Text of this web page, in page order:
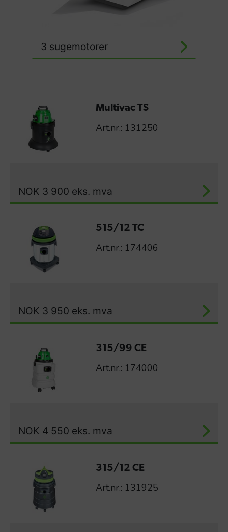
3 sugemotorer
Multivac TS
Art.nr.: 131250
NOK 3 900 eks. mva
515/12 TC
Art.nr.: 174406
NOK 3 950 eks. mva
315/99 CE
Art.nr.: 174000
NOK 4 550 eks. mva
315/12 CE
Art.nr.: 131925